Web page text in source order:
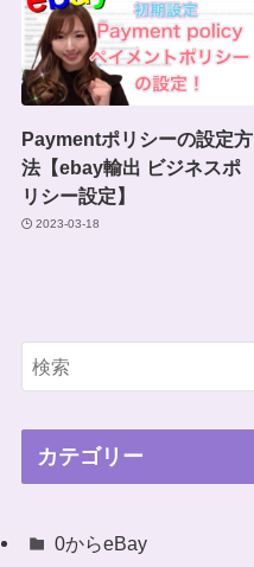
Paymentポリシーの設定方
法【ebay輸出 ビジネスポ
リシー設定】
2023-03-18
カテゴリー
0からeBay